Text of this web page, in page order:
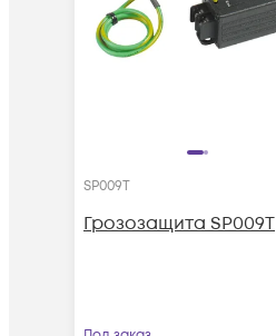
SP009T
Грозозащита SP009T